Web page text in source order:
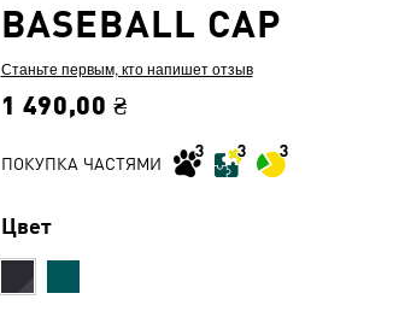
BASEBALL CAP
Станьте первым, кто напишет отзыв
1 490,00 ₴
ПОКУПКА ЧАСТЯМИ
Цвет